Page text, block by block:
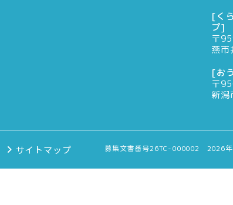
[く
プ]
〒
燕市
[お
〒
新潟
サイトマップ 募集文書番号26TC-000002